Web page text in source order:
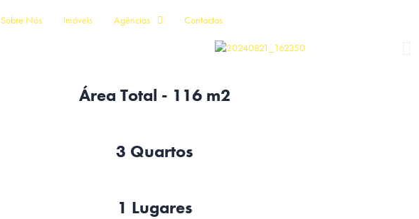
Sobre Nós Imóveis Agências Contactos
Área Total - 116 m2
3 Quartos
1 Lugares